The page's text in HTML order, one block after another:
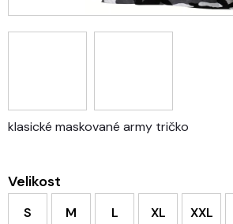
Velikost
S M L XL XXL
klasické maskované army tričko